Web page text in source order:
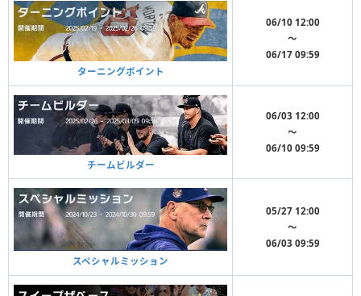
ターニングポイント
06/10 12:00
〜
06/17 09:59
チームビルダー
06/03 12:00
〜
06/10 09:59
スペシャルミッション
05/27 12:00
〜
06/03 09:59